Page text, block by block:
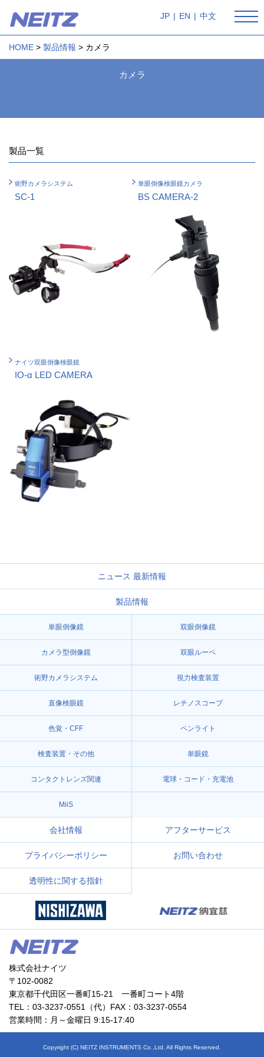
JP | EN | 中文
HOME 製品情報 カメラ
カメラ
製品一覧
術野カメラシステム
SC-1
単眼倒像検眼鏡カメラ
BS CAMERA-2
ナイツ双眼倒像検眼鏡
IO-α LED CAMERA
ニュース 最新情報
製品情報
単眼倒像鏡 双眼倒像鏡
カメラ型倒像鏡 双眼ルーペ
術野カメラシステム 視力検査装置
直像検眼鏡 レチノスコープ
色覚・CFF ペンライト
検査装置・その他 単眼鏡
コンタクトレンズ関連 電球・コード・充電池
MiiS
会社情報 アフターサービス
プライバシーポリシー お問い合わせ
透明性に関する指針
株式会社ナイツ
〒102-0082
東京都千代田区一番町15-21 一番町コート4階
TEL：03-3237-0551（代）FAX：03-3237-0554
営業時間：月～金曜日 9:15-17:40
Copyright (C) NEITZ INSTRUMENTS Co.,Ltd. All Rights Reserved.